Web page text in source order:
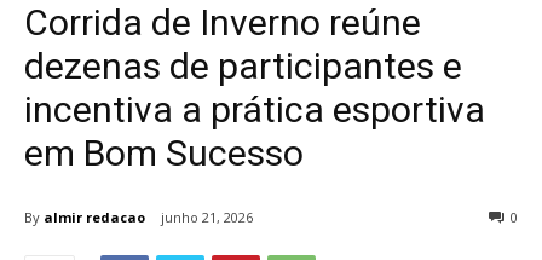
Corrida de Inverno reúne
dezenas de participantes e
incentiva a prática esportiva
em Bom Sucesso
By almir redacao junho 21, 2026 0